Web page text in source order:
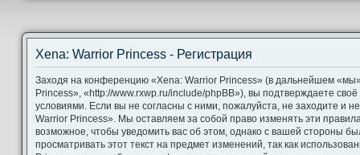
Xena: Warrior Princess - Регистрация
Заходя на конференцию «Xena: Warrior Princess» (в дальнейшем
Princess», «http://www.rxwp.ru/include/phpBB»), вы подтверждаете
условиями. Если вы не согласны с ними, пожалуйста, не заходите и
Warrior Princess». Мы оставляем за собой право изменять эти
возможное, чтобы уведомить вас об этом, однако с вашей стороны
просматривать этот текст на предмет изменений, так как